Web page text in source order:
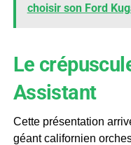
choisir son Ford
Le
Assistant
Cette présentation
géant californien